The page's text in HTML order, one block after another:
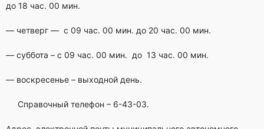
до 18 час. 00 мин.
— четверг — с 09 час. 00 мин. до 20 час. 00 мин.
— суббота – с 09 час. 00 мин. до 13 час. 00 мин.
— воскресенье – выходной день.
Справочный телефон – 6-43-03.